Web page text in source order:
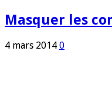
Masquer les
4 mars 2014 0